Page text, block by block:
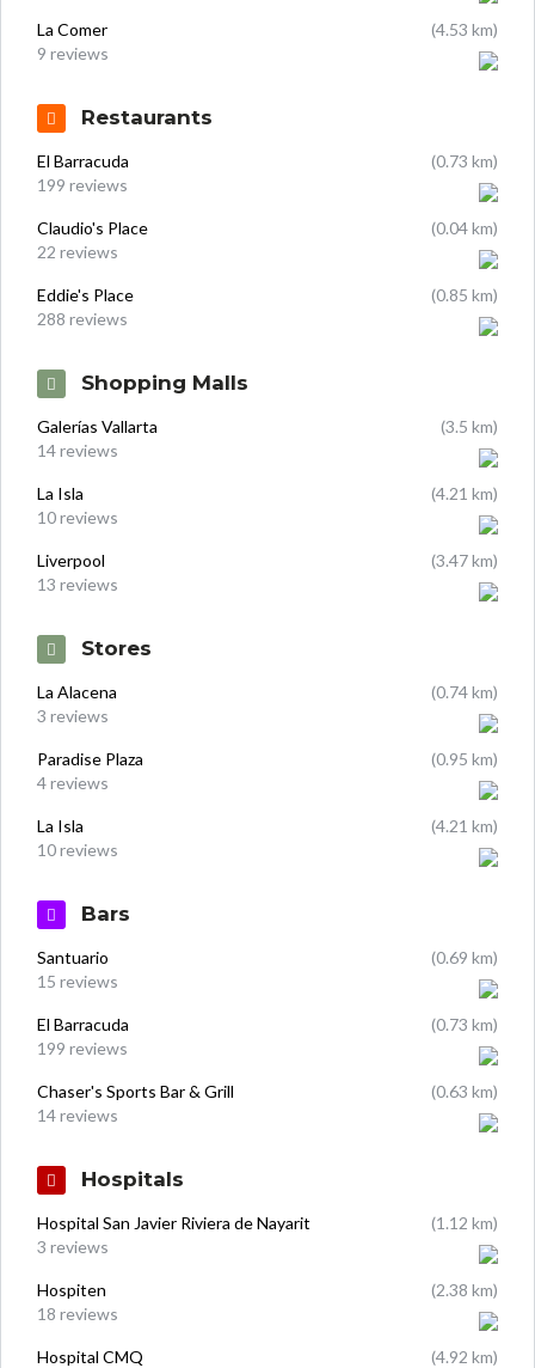
La Comer
(4.53 km)
9 reviews
Restaurants
El Barracuda
(0.73 km)
199 reviews
Claudio's Place
(0.04 km)
22 reviews
Eddie's Place
(0.85 km)
288 reviews
Shopping Malls
Galerías Vallarta
(3.5 km)
14 reviews
La Isla
(4.21 km)
10 reviews
Liverpool
(3.47 km)
13 reviews
Stores
La Alacena
(0.74 km)
3 reviews
Paradise Plaza
(0.95 km)
4 reviews
La Isla
(4.21 km)
10 reviews
Bars
Santuario
(0.69 km)
15 reviews
El Barracuda
(0.73 km)
199 reviews
Chaser's Sports Bar & Grill
(0.63 km)
14 reviews
Hospitals
Hospital San Javier Riviera de Nayarit
(1.12 km)
3 reviews
Hospiten
(2.38 km)
18 reviews
Hospital CMQ
(4.92 km)